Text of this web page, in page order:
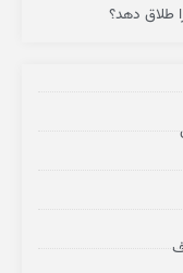
طلاق دهد؟